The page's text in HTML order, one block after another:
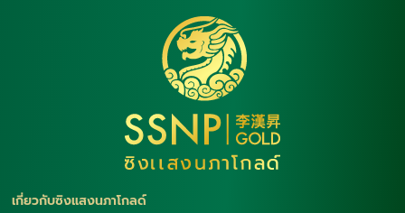
เกี่ยวกับซิงแสงนภาโกลด์